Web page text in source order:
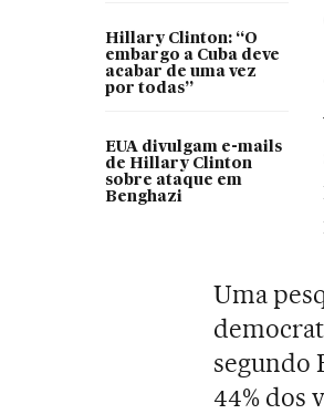
Hillary Clinton: “O
embargo a Cuba deve
acabar de uma vez
por todas”
EUA divulgam e-mails
de Hillary Clinton
sobre ataque em
Benghazi
Uma
segundo
44% dos